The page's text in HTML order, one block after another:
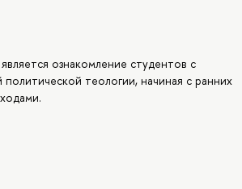
ознакомление студентов с
теологии, начиная с ранних